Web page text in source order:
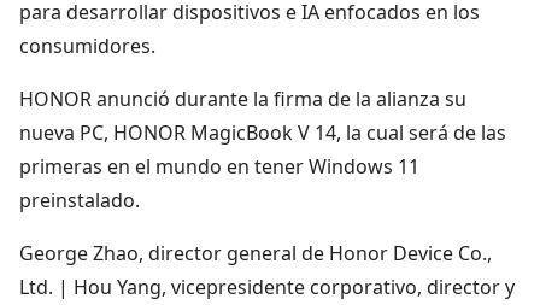
para desarrollar dispositivos e IA enfocados en los
consumidores.
HONOR anunció durante la firma de la alianza su
nueva PC, HONOR MagicBook V 14, la cual será de las
primeras en el mundo en tener Windows 11
preinstalado.
George Zhao, director general de Honor Device Co.,
Ltd. | Hou Yang, vicepresidente corporativo, director y